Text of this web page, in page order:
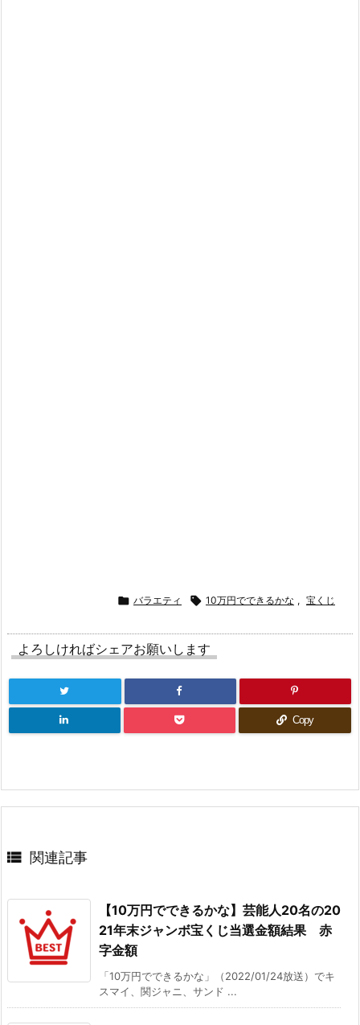
 バラエティ  10万円でできるかな , 宝くじ
よろしければシェアお願いします
Copy
 関連記事
【10万円でできるかな】芸能人20名の20
21年末ジャンボ宝くじ当選金額結果 赤
字金額
「10万円でできるかな」（2022/01/24放送）でキ
スマイ、関ジャニ、サンド ...